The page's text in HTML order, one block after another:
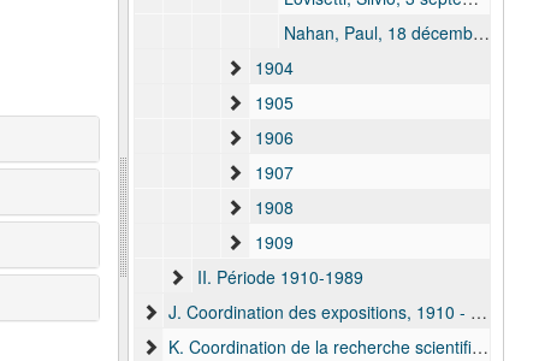
Nahan, Paul, 18 décembre 1903 - 22 décembre 1903
1904
1905
1906
1907
1908
1909
II. Période 1910-1989
J. Coordination des expositions, 1910 - 1931
K. Coordination de la recherche scientifique, 1903-1932